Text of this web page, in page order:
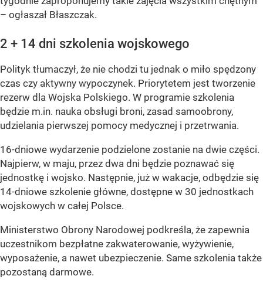
– ogłaszał Błaszczak.
2 + 14 dni szkolenia wojskowego
Polityk tłumaczył, że nie chodzi tu jednak o miło spędzony
czas czy aktywny wypoczynek. Priorytetem jest tworzenie
rezerw dla Wojska Polskiego. W programie szkolenia
będzie m.in. nauka obsługi broni, zasad samoobrony,
udzielania pierwszej pomocy medycznej i przetrwania.
16-dniowe wydarzenie podzielone zostanie na dwie części.
Najpierw, w maju, przez dwa dni będzie poznawać się
jednostkę i wojsko. Następnie, już w wakacje, odbędzie się
14-dniowe szkolenie główne, dostępne w 30 jednostkach
wojskowych w całej Polsce.
Ministerstwo Obrony Narodowej podkreśla, że zapewnia
uczestnikom bezpłatne zakwaterowanie, wyżywienie,
wyposażenie, a nawet ubezpieczenie. Same szkolenia także
pozostaną darmowe.